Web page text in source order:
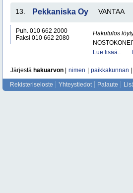
13. Pekkaniska Oy VANTAA
Puh. 010 662 2000
Faksi 010 662 2080
Hakutulos
Lue lisää..
Järjestä hakuarvon nimen paikkakunnan
Rekisteriseloste Yhteystiedot Palaute